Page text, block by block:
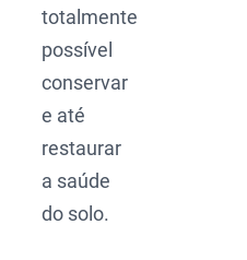
totalmente
possível
conservar
e até
restaurar
a saúde
do solo.